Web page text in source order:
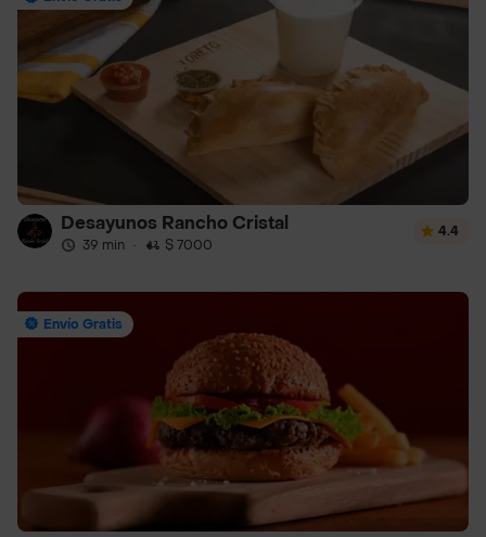
Desayunos Rancho Cristal
39 min · $ 7000
4.4
Envío Gratis